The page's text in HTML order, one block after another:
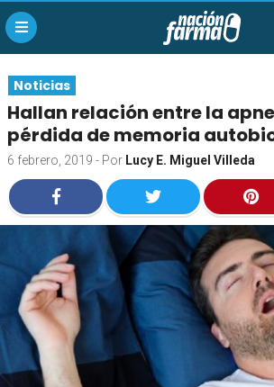
Noticias
Hallan relación entre la
pérdida de memoria
6 febrero, 2019 - Por Lucy E. Miguel Villeda